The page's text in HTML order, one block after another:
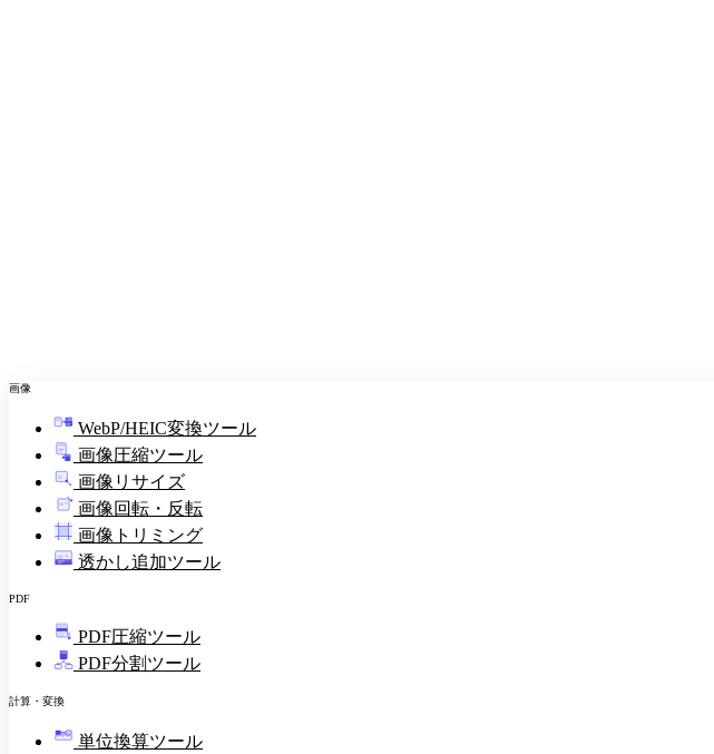
画像
WebP/HEIC変換ツール
画像圧縮ツール
画像リサイズ
画像回転・反転
画像トリミング
透かし追加ツール
PDF
PDF圧縮ツール
PDF分割ツール
計算・変換
単位換算ツール